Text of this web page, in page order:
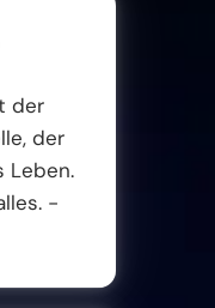
der
der
Leben.
-